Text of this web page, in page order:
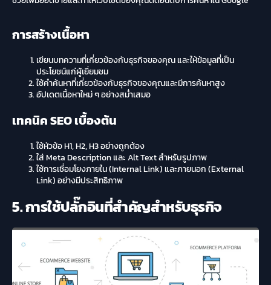
การสร้างเนื้อหา
เขียนบทความที่เกี่ยวข้องกับธุรกิจของคุณ และให้ข้อมูลที่เป็น
ประโยชน์แก่ผู้เยี่ยมชม
ใช้คำค้นหาที่เกี่ยวข้องกับธุรกิจของคุณและมีการค้นหาสูง
อัปเดตเนื้อหาใหม่ ๆ อย่างสม่ำเสมอ
เทคนิค SEO เบื้องต้น
ใช้หัวข้อ H1, H2, H3 อย่างถูกต้อง
ใส่ Meta Description และ Alt Text สำหรับรูปภาพ
ใช้การเชื่อมโยงภายใน (Internal Link) และภายนอก (External
Link) อย่างมีประสิทธิภาพ
5. การใช้ปลั๊กอินที่สำคัญสำหรับธุรกิจ